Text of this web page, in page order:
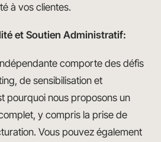
à vos clientes.
et Soutien Administratif:
comporte des défis
de sensibilisation et
pourquoi nous proposons un
y compris la prise de
Vous pouvez également